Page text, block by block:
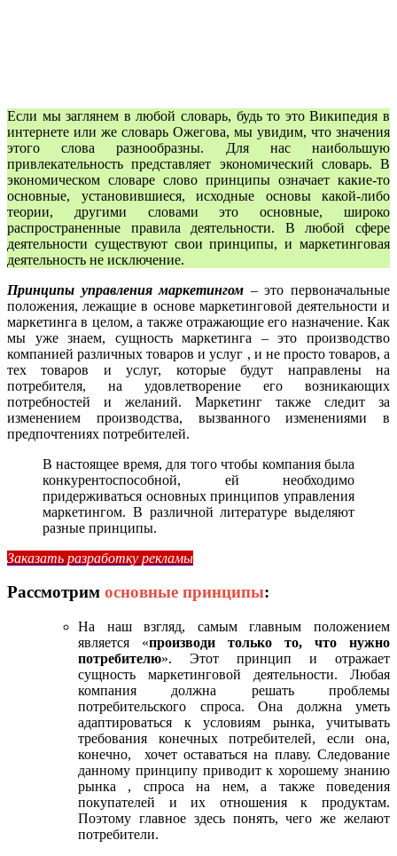
Если мы заглянем в любой словарь, будь то это Википедия в
интернете или же словарь Ожегова, мы увидим, что значения
этого слова разнообразны. Для нас наибольшую
привлекательность представляет экономический словарь. В
экономическом словаре слово принципы означает какие-то
основные, установившиеся, исходные основы какой-либо
теории, другими словами это основные, широко
распространенные правила деятельности. В любой сфере
деятельности существуют свои принципы, и маркетинговая
деятельность не исключение.
Принципы управления маркетингом – это первоначальные
положения, лежащие в основе маркетинговой деятельности и
маркетинга в целом, а также отражающие его назначение. Как
мы уже знаем, сущность маркетинга – это производство
компанией различных товаров и услуг , и не просто товаров, а
тех товаров и услуг, которые будут направлены на
потребителя, на удовлетворение его возникающих
потребностей и желаний. Маркетинг также следит за
изменением производства, вызванного изменениями в
предпочтениях потребителей.
В настоящее время, для того чтобы компания была
конкурентоспособной, ей необходимо
придерживаться основных принципов управления
маркетингом. В различной литературе выделяют
разные принципы.
Заказать разработку рекламы
Рассмотрим основные принципы:
На наш взгляд, самым главным положением
является «производи только то, что нужно
потребителю». Этот принцип и отражает
сущность маркетинговой деятельности. Любая
компания должна решать проблемы
потребительского спроса. Она должна уметь
адаптироваться к условиям рынка, учитывать
требования конечных потребителей, если она,
конечно, хочет оставаться на плаву. Следование
данному принципу приводит к хорошему знанию
рынка , спроса на нем, а также поведения
покупателей и их отношения к продуктам.
Поэтому главное здесь понять, чего же желают
потребители.